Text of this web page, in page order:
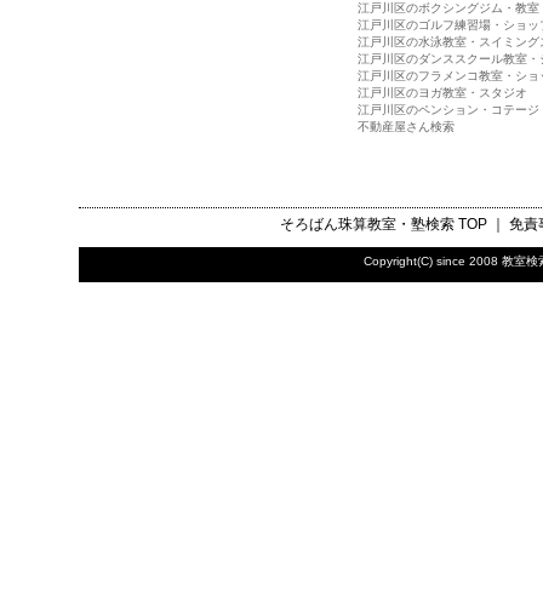
江戸川区のボクシングジム・教室
江戸川区のゴルフ練習場・ショッ
江戸川区の水泳教室・スイミング
江戸川区のダンススクール教室・
江戸川区のフラメンコ教室・ショ
江戸川区のヨガ教室・スタジオ
江戸川区のペンション・コテージ
不動産屋さん検索
そろばん珠算教室・塾検索TOP ｜ 免責
Copyright(C) since 2008 教室検